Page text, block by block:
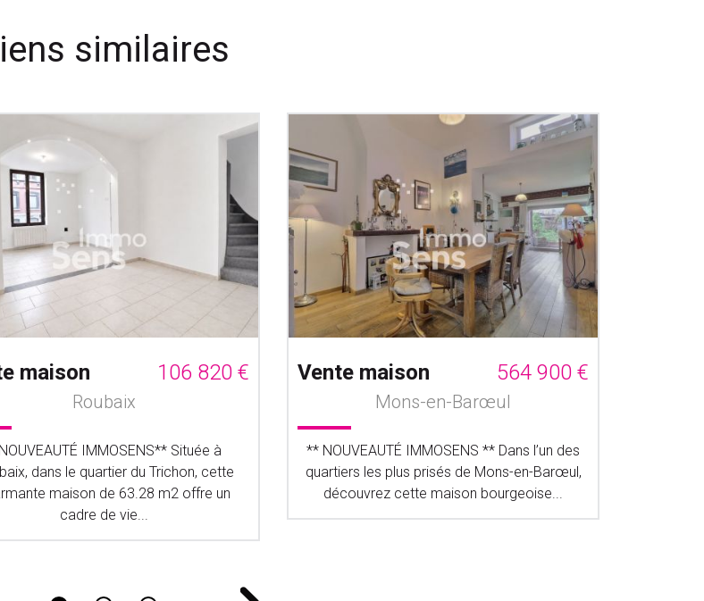
similaires
maison 106 820 €
Roubaix
IMMOSENS** Située à
dans le quartier du Trichon, cette
maison de 63.28 m2 offre un
cadre de vie...
Vente maison 564 900 €
Mons-en-Barœul
** NOUVEAUTÉ IMMOSENS ** Dans l’un des
quartiers les plus prisés de Mons-en-Barœul,
découvrez cette maison bourgeoise...